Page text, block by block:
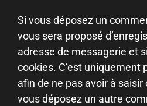
Si vous déposez un
vous sera proposé
adresse de messagerie et
cookies. C’est uniquement
afin de ne pas avoir à
vous déposez un autre